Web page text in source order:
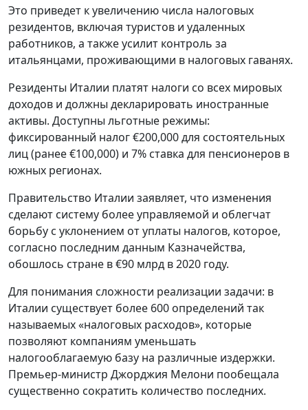
Это приведет к увеличению числа налоговых
резидентов, включая туристов и удаленных
работников, а также усилит контроль за
итальянцами, проживающими в налоговых гаванях.
Резиденты Италии платят налоги со всех мировых
доходов и должны декларировать иностранные
активы. Доступны льготные режимы:
фиксированный налог €200,000 для состоятельных
лиц (ранее €100,000) и 7% ставка для пенсионеров в
южных регионах.
Правительство Италии заявляет, что изменения
сделают систему более управляемой и облегчат
борьбу с уклонением от уплаты налогов, которое,
согласно последним данным Казначейства,
обошлось стране в €90 млрд в 2020 году.
Для понимания сложности реализации задачи: в
Италии существует более 600 определений так
называемых «налоговых расходов», которые
позволяют компаниям уменьшать
налогооблагаемую базу на различные издержки.
Премьер-министр Джорджия Мелони пообещала
существенно сократить количество последних.